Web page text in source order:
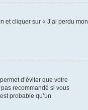
et cliquer sur « J’ai perdu mon
d’éviter que votre
recommandé si vous
probable qu’un